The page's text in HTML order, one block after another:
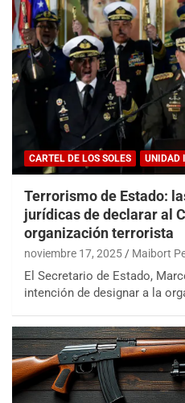
CARTEL DE LOS SOLES UNIDAD
Terrorismo de Estado:
jurídicas de declarar al
organización terrorista
noviembre 17, 2025 Maibort
El Secretario de Estado,
intención de designar a la